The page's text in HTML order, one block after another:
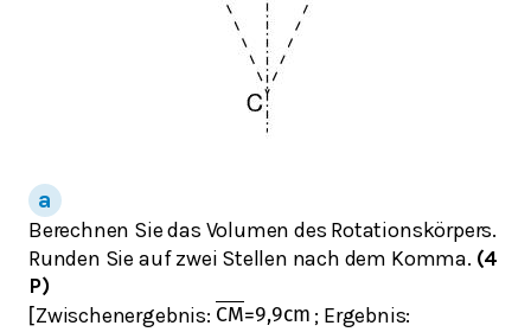
Berechnen Sie das Volumen des Rotationskörpers.
Runden Sie auf zwei Stellen nach dem Komma. (4
P)
[Zwischenergebnis: CM=9,9cm ; Ergebnis: